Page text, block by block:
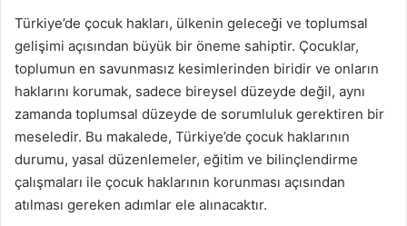
Türkiye’de çocuk hakları, ülkenin geleceği ve toplumsal
gelişimi açısından büyük bir öneme sahiptir. Çocuklar,
toplumun en savunmasız kesimlerinden biridir ve onların
haklarını korumak, sadece bireysel düzeyde değil, aynı
zamanda toplumsal düzeyde de sorumluluk gerektiren bir
meseledir. Bu makalede, Türkiye’de çocuk haklarının
durumu, yasal düzenlemeler, eğitim ve bilinçlendirme
çalışmaları ile çocuk haklarının korunması açısından
atılması gereken adımlar ele alınacaktır.